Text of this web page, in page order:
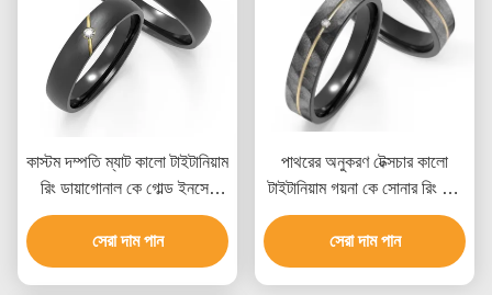
কাস্টম দম্পতি ম্যাট কালো টাইটানিয়াম
রিং ডায়াগোনাল কে গোল্ড ইনসেট
জিরকন ডিজাইন সহ
সেরা দাম পান
পাথরের অনুকরণ টেক্সচার কালো
টাইটানিয়াম গয়না কে সোনার রিং সেট
জিরকন দম্পতি রিং
সেরা দাম পান